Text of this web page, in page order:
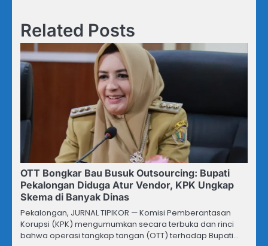
Related Posts
OTT Bongkar Bau Busuk Outsourcing: Bupati
Pekalongan Diduga Atur Vendor, KPK Ungkap
Skema di Banyak Dinas
Pekalongan, JURNAL TIPIKOR — Komisi Pemberantasan
Korupsi (KPK) mengumumkan secara terbuka dan rinci
bahwa operasi tangkap tangan (OTT) terhadap Bupati…